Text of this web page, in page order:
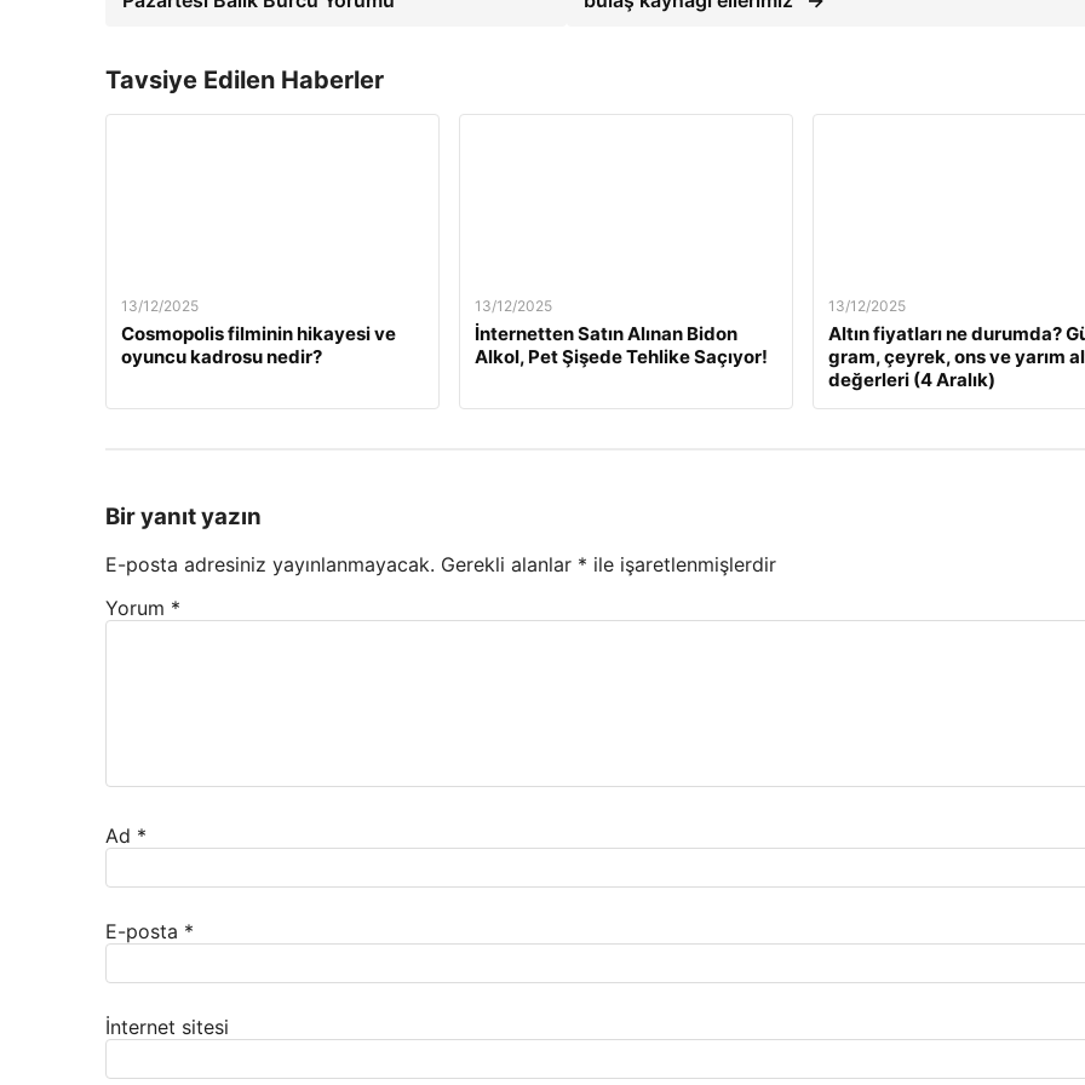
Tavsiye Edilen Haberler
13/12/2025
Cosmopolis filminin hikayesi ve
oyuncu kadrosu nedir?
13/12/2025
İnternetten Satın Alınan Bidon
Alkol, Pet Şişede Tehlike Saçıyor!
13/12/2025
Altın fiyatları ne durumda?
gram, çeyrek, ons ve yarım
değerleri (4 Aralık)
Bir yanıt yazın
E-posta adresiniz yayınlanmayacak. Gerekli alanlar * ile işaretlenmişlerdir
Yorum *
Ad *
E-posta *
İnternet sitesi